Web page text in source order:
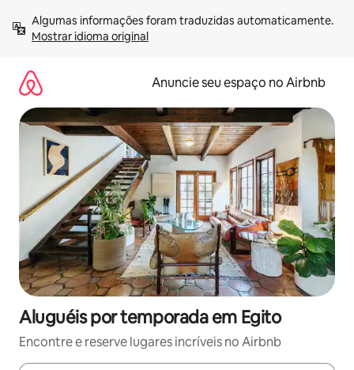
para
Mostrar idioma original
Anuncie seu espaço no Airbnb
Aluguéis por temporada em Egito
Encontre e reserve lugares incríveis no Airbnb